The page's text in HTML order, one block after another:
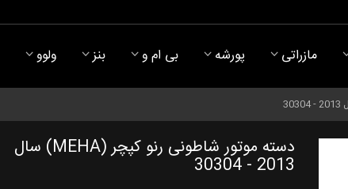
مازراتی پورشه بی ام و بنز ولوو
دسته موتور شاطونی رنو کپچر (MEHA) سال
2013 - 30304